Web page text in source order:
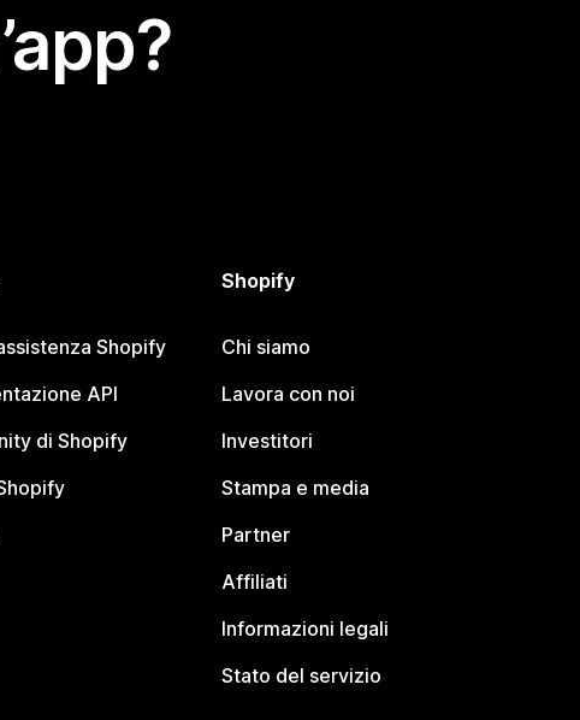
Shopify
API
di Shopify
Shopify
Chi siamo
Lavora con noi
Investitori
Stampa e media
Partner
Affiliati
Informazioni legali
Stato del servizio